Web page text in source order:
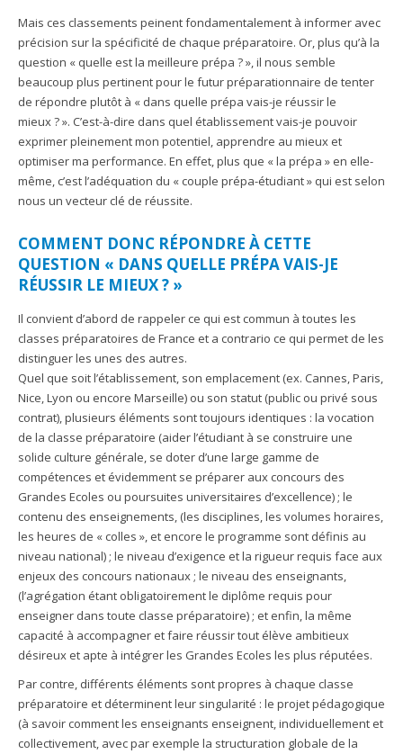
Mais ces classements peinent fondamentalement à informer avec
précision sur la spécificité de chaque préparatoire. Or, plus qu’à la
question « quelle est la meilleure prépa ? », il nous semble
beaucoup plus pertinent pour le futur préparationnaire de tenter
de répondre plutôt à « dans quelle prépa vais-je réussir le
mieux ? ». C’est-à-dire dans quel établissement vais-je pouvoir
exprimer pleinement mon potentiel, apprendre au mieux et
optimiser ma performance. En effet, plus que « la prépa » en elle-
même, c’est l’adéquation du « couple prépa-étudiant » qui est selon
nous un vecteur clé de réussite.
COMMENT DONC RÉPONDRE À CETTE
QUESTION « DANS QUELLE PRÉPA VAIS-JE
RÉUSSIR LE MIEUX ? »
Il convient d’abord de rappeler ce qui est commun à toutes les
classes préparatoires de France et a contrario ce qui permet de les
distinguer les unes des autres.
Quel que soit l’établissement, son emplacement (ex. Cannes, Paris,
Nice, Lyon ou encore Marseille) ou son statut (public ou privé sous
contrat), plusieurs éléments sont toujours identiques : la vocation
de la classe préparatoire (aider l’étudiant à se construire une
solide culture générale, se doter d’une large gamme de
compétences et évidemment se préparer aux concours des
Grandes Ecoles ou poursuites universitaires d’excellence) ; le
contenu des enseignements, (les disciplines, les volumes horaires,
les heures de « colles », et encore le programme sont définis au
niveau national) ; le niveau d’exigence et la rigueur requis face aux
enjeux des concours nationaux ; le niveau des enseignants,
(l’agrégation étant obligatoirement le diplôme requis pour
enseigner dans toute classe préparatoire) ; et enfin, la même
capacité à accompagner et faire réussir tout élève ambitieux
désireux et apte à intégrer les Grandes Ecoles les plus réputées.
Par contre, différents éléments sont propres à chaque classe
préparatoire et déterminent leur singularité : le projet pédagogique
(à savoir comment les enseignants enseignent, individuellement et
collectivement, avec par exemple la structuration globale de la